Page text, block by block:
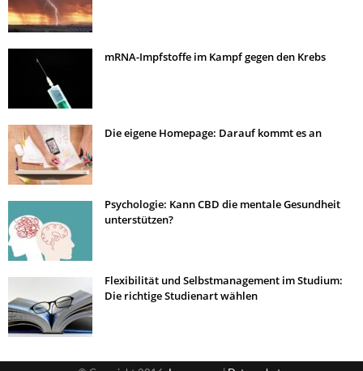
mRNA-Impfstoffe im Kampf gegen den Krebs
Die eigene Homepage: Darauf kommt es an
Psychologie: Kann CBD die mentale Gesundheit
unterstützen?
Flexibilität und Selbstmanagement im Studium:
Die richtige Studienart wählen